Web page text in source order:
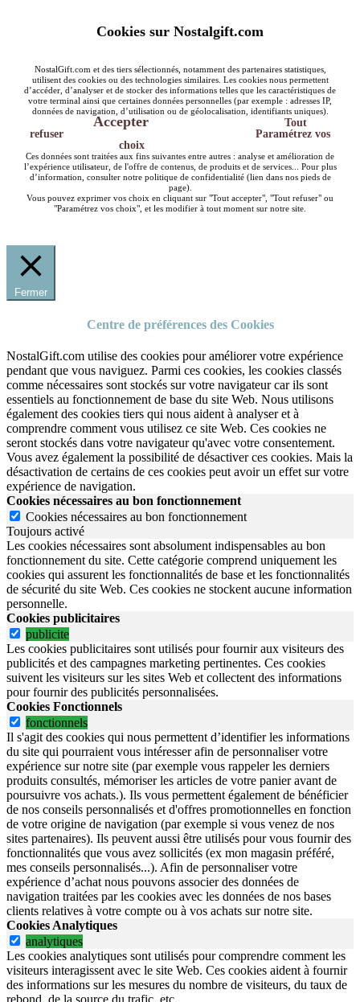
Cookies sur Nostalgift.com
NostalGift.com et des tiers sélectionnés, notamment des partenaires statistiques,
utilisent des cookies ou des technologies similaires. Les cookies nous permettent
d’accéder, d’analyser et de stocker des informations telles que les caractéristiques de
votre terminal ainsi que certaines données personnelles (par exemple : adresses IP,
données de navigation, d’utilisation ou de géolocalisation, identifiants uniques).
Accepter
Tout
refuser
Paramétrez vos
choix
Ces données sont traitées aux fins suivantes entre autres : analyse et amélioration de
l’expérience utilisateur, de l'offre de contenus, de produits et de services... Pour plus
d’information, consulter notre politique de confidentialité (lien dans nos pieds de
page).
Vous pouvez exprimer vos choix en cliquant sur "Tout accepter", "Tout refuser" ou
"Paramétrez vos choix", et les modifier à tout moment sur notre site.
Fermer
Centre de préférences des Cookies
NostalGift.com utilise des cookies pour améliorer votre expérience
pendant que vous naviguez. Parmi ces cookies, les cookies classés
comme nécessaires sont stockés sur votre navigateur car ils sont
essentiels au fonctionnement de base du site Web. Nous utilisons
également des cookies tiers qui nous aident à analyser et à
comprendre comment vous utilisez ce site Web. Ces cookies ne
seront stockés dans votre navigateur qu'avec votre consentement.
Vous avez également la possibilité de désactiver ces cookies. Mais la
désactivation de certains de ces cookies peut avoir un effet sur votre
expérience de navigation.
Cookies nécessaires au bon fonctionnement
Cookies nécessaires au bon fonctionnement
Toujours activé
Les cookies nécessaires sont absolument indispensables au bon
fonctionnement du site. Cette catégorie comprend uniquement les
cookies qui assurent les fonctionnalités de base et les fonctionnalités
de sécurité du site Web. Ces cookies ne stockent aucune information
personnelle.
Cookies publicitaires
publicite
Les cookies publicitaires sont utilisés pour fournir aux visiteurs des
publicités et des campagnes marketing pertinentes. Ces cookies
suivent les visiteurs sur les sites Web et collectent des informations
pour fournir des publicités personnalisées.
Cookies Fonctionnels
fonctionnels
Il s'agit des cookies qui nous permettent d’identifier les informations
du site qui pourraient vous intéresser afin de personnaliser votre
expérience sur notre site (par exemple vous rappeler les derniers
produits consultés, mémoriser les articles de votre panier avant de
poursuivre vos achats.). Ils vous permettent également de bénéficier
de nos conseils personnalisés et d'offres promotionnelles en fonction
de votre origine de navigation (par exemple si vous venez de nos
sites partenaires). Ils peuvent aussi être utilisés pour vous fournir des
fonctionnalités que vous avez sollicités (ex mon magasin préféré,
mes conseils personnalisés...). Afin de personnaliser votre
expérience d’achat nous pouvons associer des données de
navigation traitées par les cookies avec les données de nos bases
clients relatives à votre compte ou à vos achats sur notre site.
Cookies Analytiques
analytiques
Les cookies analytiques sont utilisés pour comprendre comment les
visiteurs interagissent avec le site Web. Ces cookies aident à fournir
des informations sur les mesures du nombre de visiteurs, du taux de